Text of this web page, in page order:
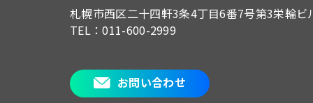
札幌市西区二十四軒3条4丁目6番7号第3栄輪ビ
TEL：011-600-2999
お問い合わせ